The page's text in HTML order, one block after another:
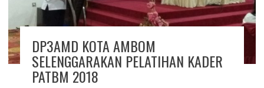
DP3AMD KOTA AMBOM
SELENGGARAKAN PELATIHAN KADER
PATBM 2018